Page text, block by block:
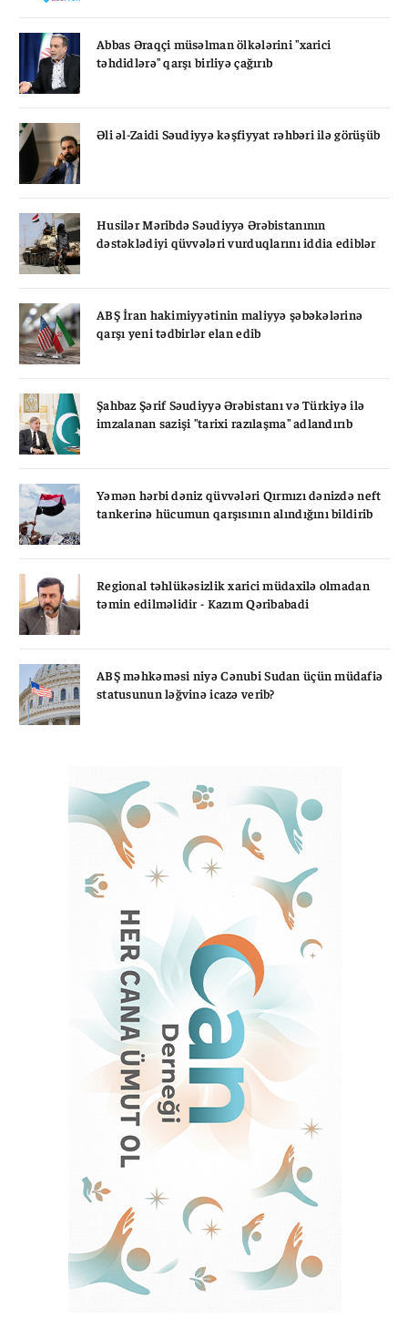
Abbas Əraqçi müsəlman ölkələrini "xarici
təhdidlərə" qarşı birliyə çağırıb
Əli əl-Zaidi Səudiyyə kəşfiyyat rəhbəri ilə görüşüb
Husilər Məribdə Səudiyyə Ərəbistanının
dəstəklədiyi qüvvələri vurduqlarını iddia ediblər
ABŞ İran hakimiyyətinin maliyyə şəbəkələrinə
qarşı yeni tədbirlər elan edib
Şahbaz Şərif Səudiyyə Ərəbistanı və Türkiyə ilə
imzalanan sazişi "tarixi razılaşma" adlandırıb
Yəmən hərbi dəniz qüvvələri Qırmızı dənizdə neft
tankerinə hücumun qarşısının alındığını bildirib
Regional təhlükəsizlik xarici müdaxilə olmadan
təmin edilməlidir - Kazım Qəribabadi
ABŞ məhkəməsi niyə Cənubi Sudan üçün müdafiə
statusunun ləğvinə icazə verib?